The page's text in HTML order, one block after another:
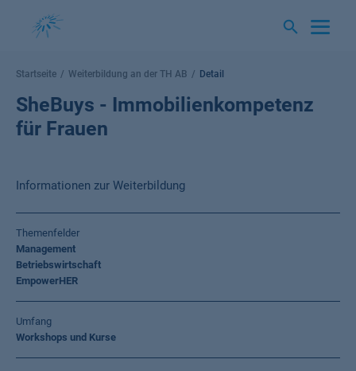
Startseite Weiterbildung an der TH AB Detail
SheBuys - Immobilienkompetenz
für Frauen
Informationen zur Weiterbildung
Themenfelder
Management
Betriebswirtschaft
EmpowerHER
Umfang
Workshops und Kurse